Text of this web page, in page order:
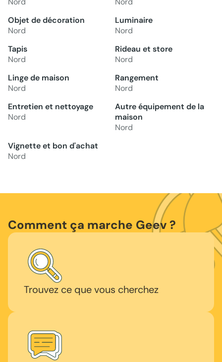
Objet de décoration
Nord
Luminaire
Nord
Tapis
Nord
Rideau et store
Nord
Linge de maison
Nord
Rangement
Nord
Entretien et nettoyage
Nord
Autre équipement de la
maison
Nord
Vignette et bon d'achat
Nord
Comment ça marche Geev ?
Trouvez ce que vous cherchez